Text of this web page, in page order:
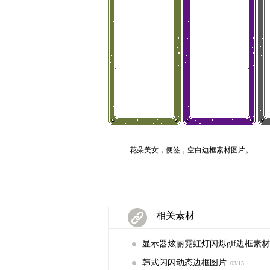
花朵美女，便签，空白边框素材图片。
相关素材
显示器炫丽霓虹灯闪烁gif边框素材
韩式闪闪动态边框图片 03/15